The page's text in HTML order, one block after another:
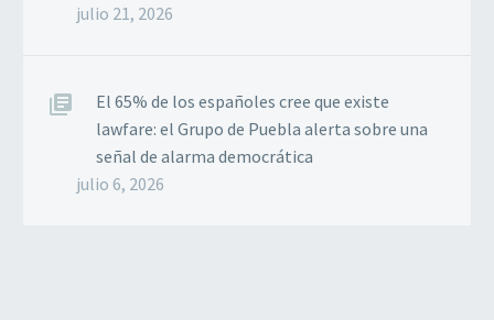
julio 21, 2026
El 65% de los españoles cree que existe
lawfare: el Grupo de Puebla alerta sobre una
señal de alarma democrática
julio 6, 2026